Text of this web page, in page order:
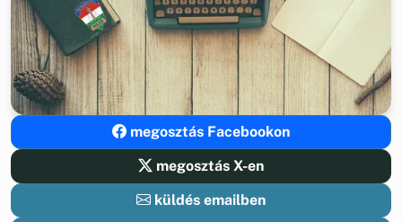
megosztás Facebookon
megosztás X-en
küldés emailben